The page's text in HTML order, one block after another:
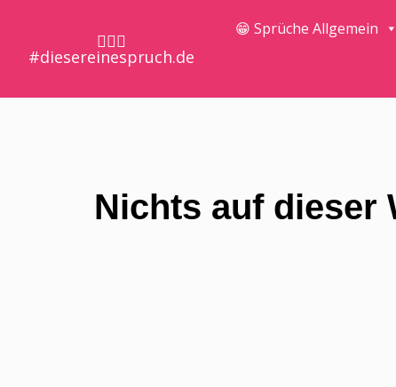
🤷🏼‍♀️
#diesereinespruch.de
😁 Sprüche Allgemein
Nichts auf dieser